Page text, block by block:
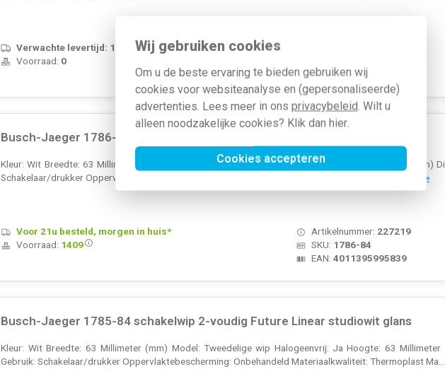
Wij gebruiken cookies
Om u de beste ervaring te bieden gebruiken wij
cookies voor websiteanalyse en (gepersonaliseerde)
advertenties. Lees meer in ons privacybeleid. Wilt u
alleen noodzakelijke cookies? Klik dan hier.
Cookies accepteren
EAN:4011395124314
Verwachte levertijd: 1-2 weken
Voorraad: 0
Busch-Jaeger 1786-84 schakelwip Future Linear studiowit glans
Kleur: Wit Breedte: 63 Millimeter (mm) Model: Enkele wip Halogeenvrij: Ja Hoogte: 63 Millimeter (mm)
Schakelaar/drukker Oppervlaktebescherming: Onbehandeld Materiaalkwaliteit: Th...
Meer informatie »
Artikelnummer: 227219
SKU: 1786-84
EAN:4011395995839
Voor 21u besteld, morgen in huis*
Voorraad: 1409
Busch-Jaeger 1785-84 schakelwip 2-voudig Future Linear studiowit glans
Kleur: Wit Breedte: 63 Millimeter (mm) Model: Tweedelige wip Halogeenvrij: Ja Hoogte: 63
Gebruik: Schakelaar/drukker Oppervlaktebescherming: Onbehandeld Materiaalkwaliteit: Thermoplast Ma...